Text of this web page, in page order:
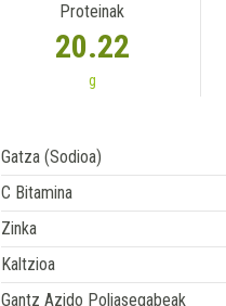
Proteinak
20.22
g
Gatza (Sodioa)
C Bitamina
Zinka
Kaltzioa
Gantz Azido Poliasegabeak